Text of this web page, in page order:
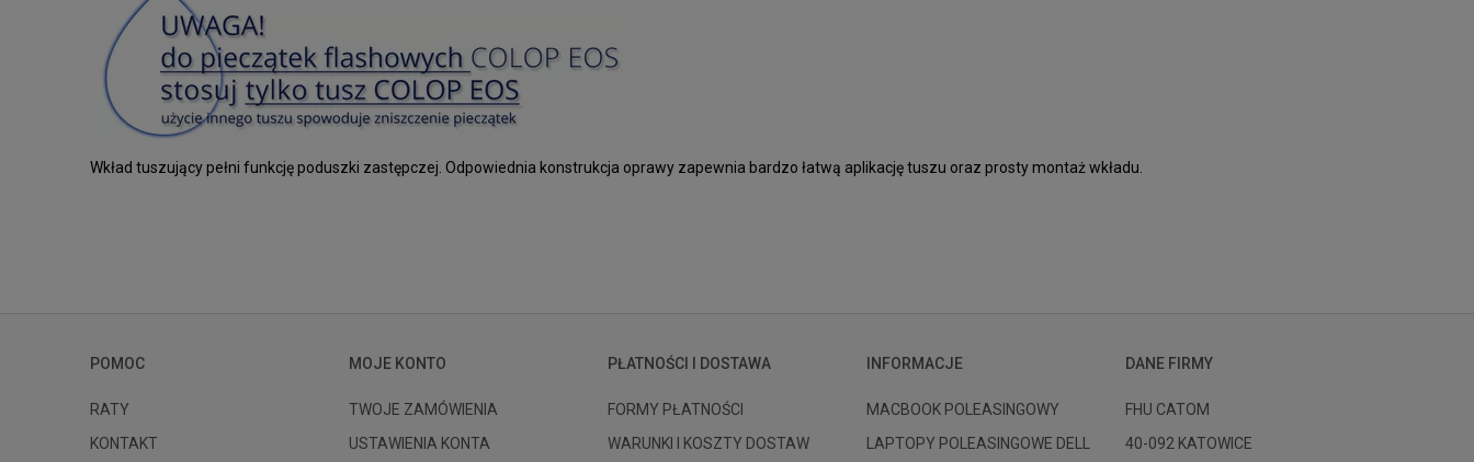
Wkład tuszujący pełni funkcję poduszki zastępczej. Odpowiednia konstrukcja oprawy zapewnia bardzo łatwą aplikację tuszu oraz prosty montaż wkładu.
POMOC
RATY
KONTAKT
MOJE KONTO
TWOJE ZAMÓWIENIA
USTAWIENIA KONTA
PŁATNOŚCI I DOSTAWA
FORMY PŁATNOŚCI
WARUNKI I KOSZTY DOSTAW
INFORMACJE
MACBOOK POLEASINGOWY
LAPTOPY POLEASINGOWE DELL
DANE FIRMY
FHU CATOM
40-092 KATOWICE